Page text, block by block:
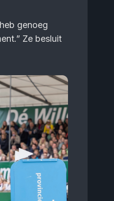
genoeg
Ze besluit